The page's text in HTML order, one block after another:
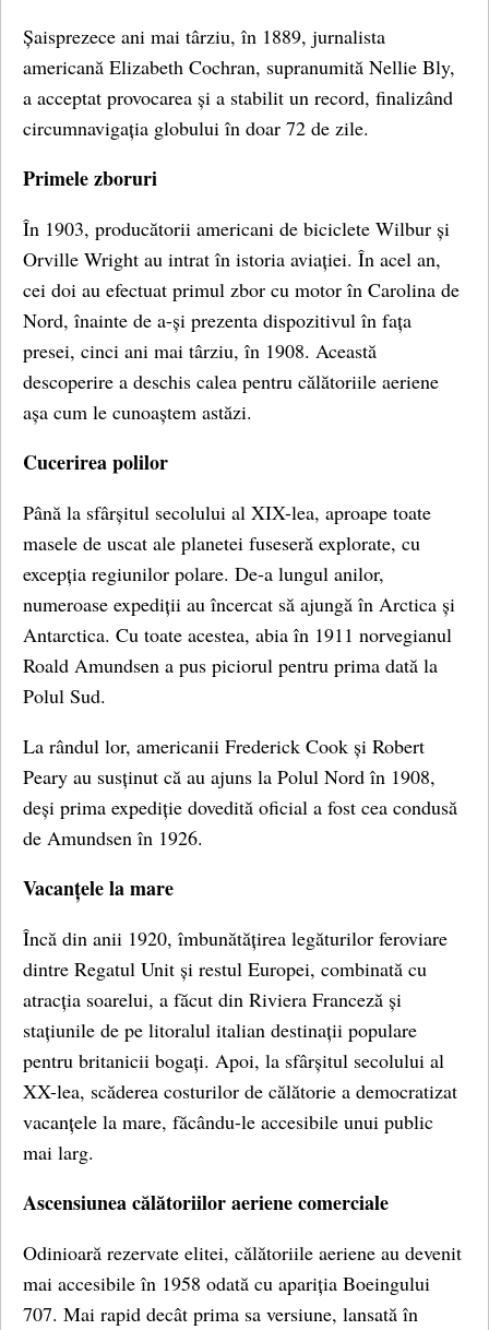
Șaisprezece ani mai târziu, în 1889, jurnalista
americană Elizabeth Cochran, supranumită Nellie Bly,
a acceptat provocarea și a stabilit un record, finalizând
circumnavigația globului în doar 72 de zile.
Primele zboruri
În 1903, producătorii americani de biciclete Wilbur și
Orville Wright au intrat în istoria aviației. În acel an,
cei doi au efectuat primul zbor cu motor în Carolina de
Nord, înainte de a-și prezenta dispozitivul în fața
presei, cinci ani mai târziu, în 1908. Această
descoperire a deschis calea pentru călătoriile aeriene
așa cum le cunoaștem astăzi.
Cucerirea polilor
Până la sfârșitul secolului al XIX-lea, aproape toate
masele de uscat ale planetei fuseseră explorate, cu
excepția regiunilor polare. De-a lungul anilor,
numeroase expediții au încercat să ajungă în Arctica și
Antarctica. Cu toate acestea, abia în 1911 norvegianul
Roald Amundsen a pus piciorul pentru prima dată la
Polul Sud.
La rândul lor, americanii Frederick Cook și Robert
Peary au susținut că au ajuns la Polul Nord în 1908,
deși prima expediție dovedită oficial a fost cea condusă
de Amundsen în 1926.
Vacanțele la mare
Încă din anii 1920, îmbunătățirea legăturilor feroviare
dintre Regatul Unit și restul Europei, combinată cu
atracția soarelui, a făcut din Riviera Franceză și
stațiunile de pe litoralul italian destinații populare
pentru britanicii bogați. Apoi, la sfârșitul secolului al
XX-lea, scăderea costurilor de călătorie a democratizat
vacanțele la mare, făcându-le accesibile unui public
mai larg.
Ascensiunea călătoriilor aeriene comerciale
Odinioară rezervate elitei, călătoriile aeriene au devenit
mai accesibile în 1958 odată cu apariția Boeingului
707. Mai rapid decât prima sa versiune, lansată în